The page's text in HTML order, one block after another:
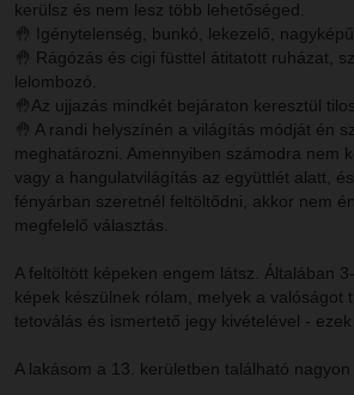
kerülsz és nem lesz több lehetőséged.
🤚 Igénytelenség, bunkó, lekezelő, nagyképű
🤚 Rágózás és cigi füsttel átitatott ruházat,
lelombozó.
🤚Az ujjazás mindkét bejáraton keresztül tilos.
🤚 A randi helyszínén a világítás módját én
meghatározni. Amennyiben számodra nem
vagy a hangulatvilágítás az együttlét alatt,
fényárban szeretnél feltöltődni, akkor nem
megfelelő választás.
A feltöltött képeken engem látsz. Általában
képek készülnek rólam, melyek a valóságot
tetoválás és ismertető jegy kivételével -
A lakásom a 13. kerületben található nagyon